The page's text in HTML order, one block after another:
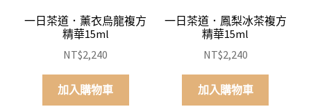
一日茶道．薰衣烏龍複方
精華15ml
NT$2,240
加入購物車
一日茶道．鳳梨冰茶複方
精華15ml
NT$2,240
加入購物車